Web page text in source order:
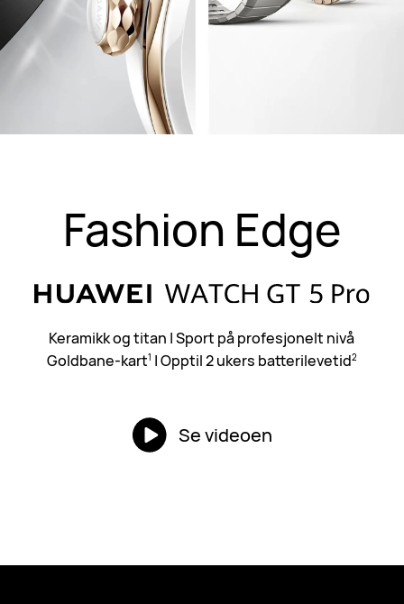
Fashion Edge
Keramikk og titan |Sport på profesjonelt nivå
Goldbane-kart1 |Opptil 2 ukers batterilevetid2
Se videoen